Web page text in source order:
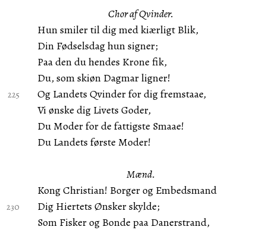
Chor af Qvinder.
Hun smiler til dig med kiærligt Blik,
Din Fødselsdag hun signer;
Paa den du hendes Krone fik,
Du, som skiøn Dagmar ligner!
Og Landets Qvinder for dig fremstaae,
Vi ønske dig Livets Goder,
Du Moder for de fattigste Smaae!
Du Landets første Moder!
Mænd.
Kong Christian! Borger og Embedsmand
Dig Hiertets Ønsker skylde;
Som Fisker og Bonde paa Danerstrand,